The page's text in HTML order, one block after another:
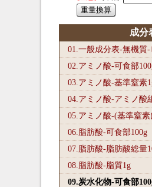
成分
01.一般成分表-無機質
02.アミノ酸-可食部100
03.アミノ酸-基準窒素1
04.アミノ酸-アミノ酸
05.アミノ酸-(基準窒
06.脂肪酸-可食部100g
07.脂肪酸-脂肪酸総量
08.脂肪酸-脂質1g
09.炭水化物-可食部100